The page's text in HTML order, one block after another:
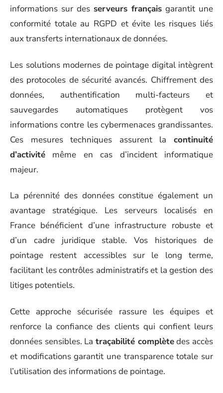
informations sur des serveurs français garantit une
conformité totale au RGPD et évite les risques liés
aux transferts internationaux de données.
Les solutions modernes de pointage digital intègrent
des protocoles de sécurité avancés. Chiffrement des
données, authentification multi-facteurs et
sauvegardes automatiques protègent vos
informations contre les cybermenaces grandissantes.
Ces mesures techniques assurent la continuité
d’activité même en cas d’incident informatique
majeur.
La pérennité des données constitue également un
avantage stratégique. Les serveurs localisés en
France bénéficient d’une infrastructure robuste et
d’un cadre juridique stable. Vos historiques de
pointage restent accessibles sur le long terme,
facilitant les contrôles administratifs et la gestion des
litiges potentiels.
Cette approche sécurisée rassure les équipes et
renforce la confiance des clients qui confient leurs
données sensibles. La traçabilité complètedes accès
et modifications garantit une transparence totale sur
l’utilisation des informations de pointage.